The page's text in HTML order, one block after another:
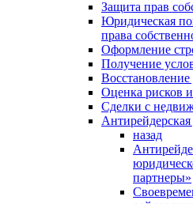
Защита прав
Юридическая
права
Оформление
Получение
Оценка рисков
Сделки с
Антирейдерская
назад
партнеры»